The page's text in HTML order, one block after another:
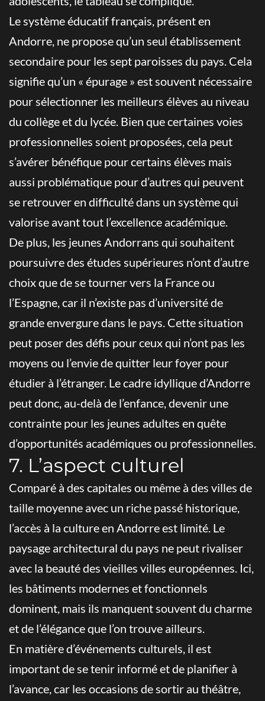
Le système éducatif français, présent en
Andorre, ne propose qu’un seul établissement
secondaire pour les sept paroisses du pays. Cela
signifie qu’un « épurage » est souvent nécessaire
pour sélectionner les meilleurs élèves au niveau
du collège et du lycée. Bien que certaines voies
professionnelles soient proposées, cela peut
s’avérer bénéfique pour certains élèves mais
aussi problématique pour d’autres qui peuvent
se retrouver en difficulté dans un système qui
valorise avant tout l’excellence académique.
De plus, les jeunes Andorrans qui souhaitent
poursuivre des études supérieures n’ont d’autre
choix que de se tourner vers la France ou
l’Espagne, car il n’existe pas d’université de
grande envergure dans le pays. Cette situation
peut poser des défis pour ceux qui n’ont pas les
moyens ou l’envie de quitter leur foyer pour
étudier à l’étranger. Le cadre idyllique d’Andorre
peut donc, au-delà de l’enfance, devenir une
contrainte pour les jeunes adultes en quête
d’opportunités académiques ou professionnelles.
7. L’aspect culturel
Comparé à des capitales ou même à des villes de
taille moyenne avec un riche passé historique,
l’accès à la culture en Andorre est limité. Le
paysage architectural du pays ne peut rivaliser
avec la beauté des vieilles villes européennes. Ici,
les bâtiments modernes et fonctionnels
dominent, mais ils manquent souvent du charme
et de l’élégance que l’on trouve ailleurs.
En matière d’événements culturels, il est
important de se tenir informé et de planifier à
l’avance, car les occasions de sortir au théâtre,